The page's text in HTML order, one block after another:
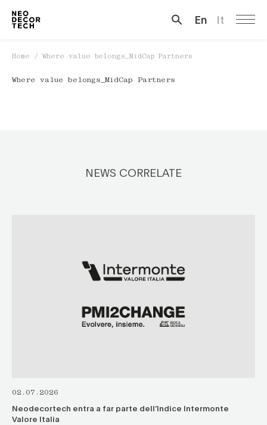
En It
Home / Where value belongs_MidCap Partners
Where value belongs_MidCap Partners
NEWS CORRELATE
02.07.2026
Neodecortech entra a far parte dell’Indice Intermonte
Valore Italia